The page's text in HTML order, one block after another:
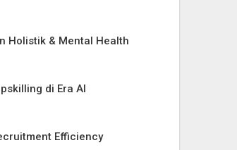
Holistik & Mental Health
di Era AI
Efficiency